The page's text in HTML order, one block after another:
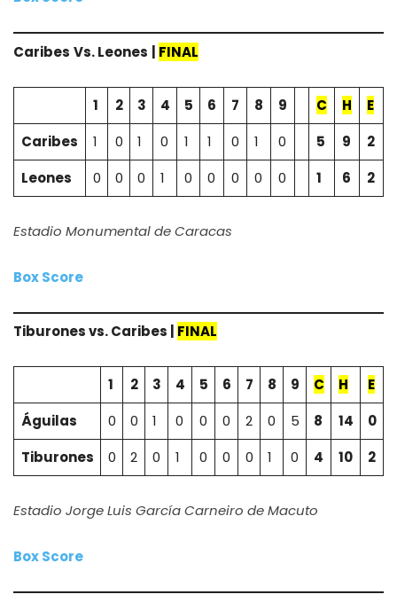
Caribes Vs.Leones FINAL
1 2 3 4 5 6 7 8 9 C H
E
Caribes
1 0 1 0 1 1 0 1 0 5 9
2
Leones
0 0 0 1 0 0 0 0 0 1 6 2
Estadio Monumental de Caracas
Box Score
Tiburones vs. Caribes | FINAL
1 2 3 4 5 6 7 8 9 C H
E
Águilas
0 0 1 0 0 0 2 0 5 8 14
0
Tiburones
0 2 0 1 0 0 0 1 0 4 10 2
Estadio Jorge Luis García Carneiro de Macuto
Box Score